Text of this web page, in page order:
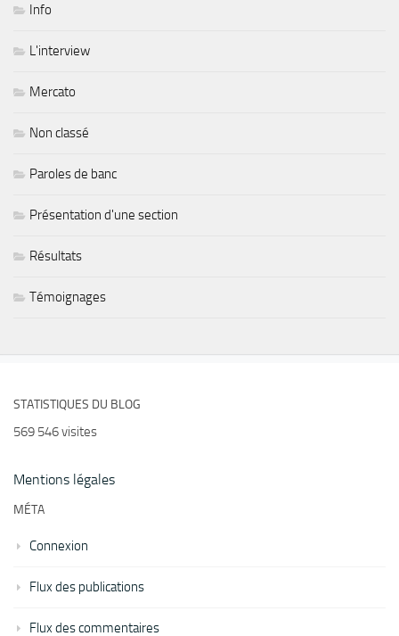
Info
L'interview
Mercato
Non classé
Paroles de banc
Présentation d'une section
Résultats
Témoignages
STATISTIQUES DU BLOG
569 546 visites
Mentions légales
MÉTA
Connexion
Flux des publications
Flux des commentaires